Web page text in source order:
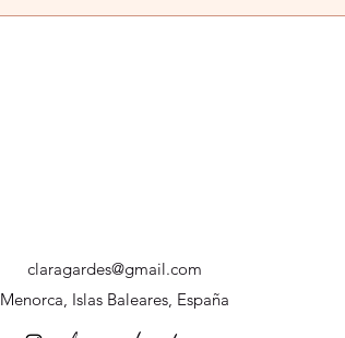
claragardes@gmail.com
Menorca, Islas Baleares, España